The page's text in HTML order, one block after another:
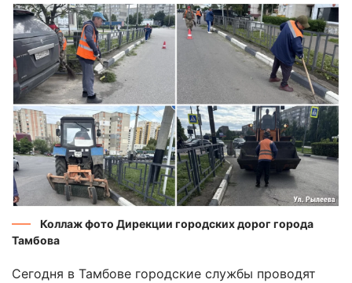
Коллаж фото Дирекции городских дорог города
Тамбова
Сегодня в Тамбове городские службы проводят